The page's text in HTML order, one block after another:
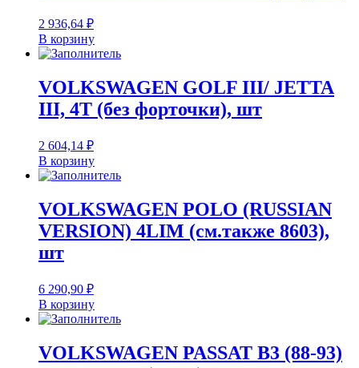
2 936,64 ₽
В корзину
VOLKSWAGEN GOLF III/ JETTA
III, 4T (без форточки), шт
2 604,14 ₽
В корзину
VOLKSWAGEN POLO (RUSSIAN
VERSION) 4LIM (см.также 8603),
шт
6 290,90 ₽
В корзину
VOLKSWAGEN PASSAT B3 (88-93)